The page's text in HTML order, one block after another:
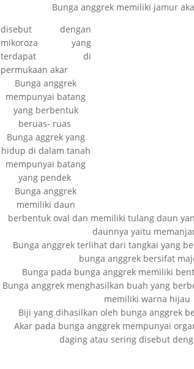
Bunga anggrek memiliki jamur
disebut dengan
mikoroza yang
terdapat di
permukaan akar
Bunga anggrek
mempunyai batang
yang berbentuk
beruas- ruas
Bunga aggrek yang
hidup di dalam tanah
mempunyai batang
yang pendek
Bunga anggrek
memiliki daun
berbentuk oval dan memiliki tulang daun
daunnya yaitu
Bunga anggrek terlihat dari tangkai yang
bunga anggrek bersifat
Bunga pada bunga anggrek memiliki
Bunga anggrek menghasilkan buah yang
memiliki warna hijau
Biji yang dihasilkan oleh bunga anggrek
Akar pada bunga anggrek mempunyai
daging atau sering disebut